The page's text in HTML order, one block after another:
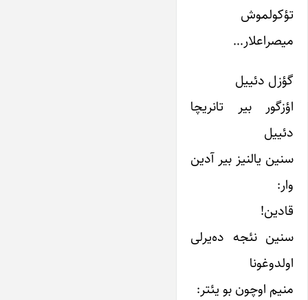
تؤکولموش
میصراعلار…
گؤزل دئییل
اؤزگور بیر تانریچا
دئییل
سنین یالنیز بیر آدین
وار:
قادین!
سنین نئجه ده‌یرلی
اولدوغونا
منیم اوچون بو یئتر: